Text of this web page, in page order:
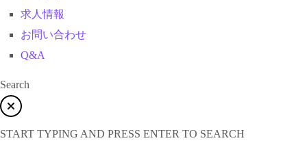
求人情報
お問い合わせ
Q&A
Search
START TYPING AND PRESS ENTER TO SEARCH